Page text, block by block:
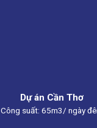
Dự án Cần Thơ
Công suất: 65m3/ ngày